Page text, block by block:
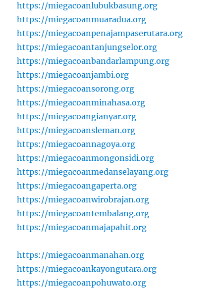
https://miegacoanlubukbasung.org
https://miegacoanmuaradua.org
https://miegacoanpenajampaserutara.org
https://miegacoantanjungselor.org
https://miegacoanbandarlampung.org
https://miegacoanjambi.org
https://miegacoansorong.org
https://miegacoanminahasa.org
https://miegacoangianyar.org
https://miegacoansleman.org
https://miegacoannagoya.org
https://miegacoanmongonsidi.org
https://miegacoanmedanselayang.org
https://miegacoangaperta.org
https://miegacoanwirobrajan.org
https://miegacoantembalang.org
https://miegacoanmajapahit.org
https://miegacoanmanahan.org
https://miegacoankayongutara.org
https://miegacoanpohuwato.org